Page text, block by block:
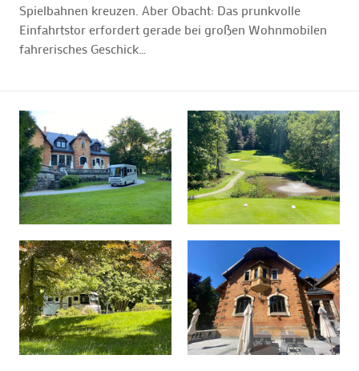
Spielbahnen kreuzen. Aber Obacht: Das prunkvolle
Einfahrtstor erfordert gerade bei großen Wohnmobilen
fahrerisches Geschick…